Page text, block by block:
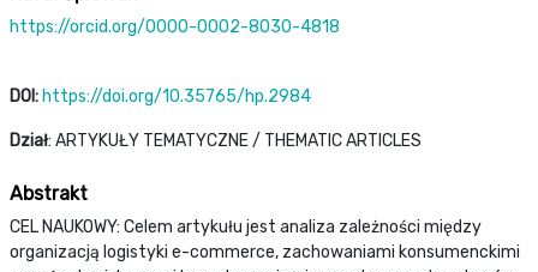
https://orcid.org/0000-0002-8030-4818
DOI: https://doi.org/10.35765/hp.2984
Dział: ARTYKUŁY TEMATYCZNE / THEMATIC ARTICLES
Abstrakt
CEL NAUKOWY: Celem artykułu jest analiza zależności między
organizacją logistyki e-commerce, zachowaniami konsumenckimi